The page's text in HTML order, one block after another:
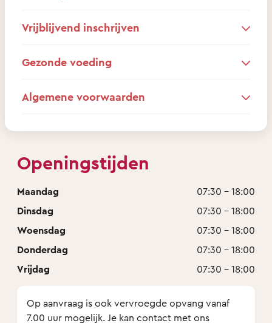
Vrijblijvend inschrijven
Gezonde voeding
Algemene voorwaarden
Openingstijden
Maandag
07:30 - 18:00
Dinsdag
07:30 - 18:00
Woensdag
07:30 - 18:00
Donderdag
07:30 - 18:00
Vrijdag
07:30 - 18:00
Op aanvraag is ook vervroegde opvang vanaf
7.00 uur mogelijk. Je kan contact met ons